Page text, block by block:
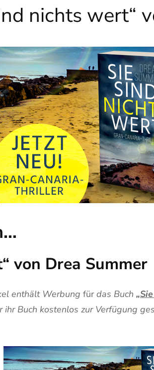
nichts wert“
von Drea Summer
enthält Werbung fürdas Buch
Buch kostenlos zur Verfügung